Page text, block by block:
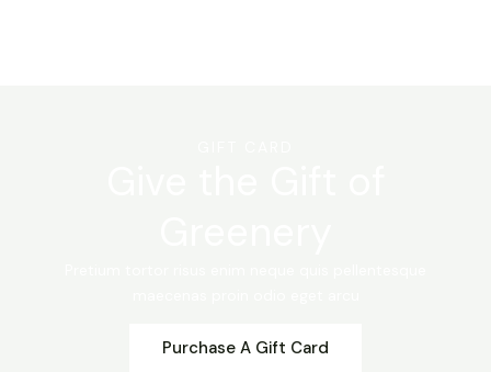
Purchase A Gift Card